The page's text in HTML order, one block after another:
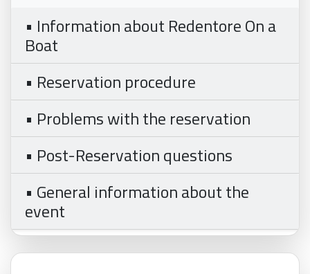
• Information about Redentore On a
Boat
• Reservation procedure
• Problems with the reservation
• Post-Reservation questions
• General information about the
event